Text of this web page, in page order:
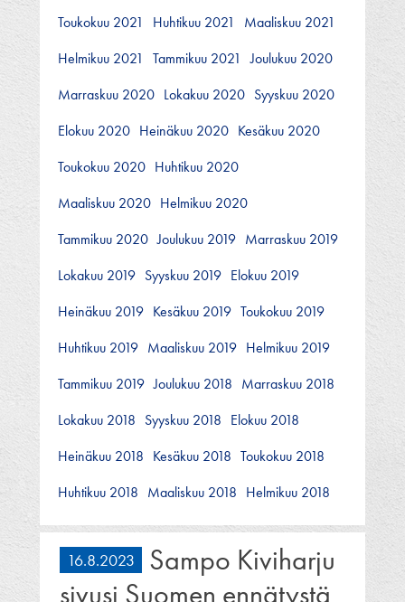
Toukokuu 2021
Huhtikuu 2021
Maaliskuu 2021
Helmikuu 2021
Tammikuu 2021
Joulukuu 2020
Marraskuu 2020 Lokakuu 2020 Syyskuu 2020
Elokuu 2020 Heinäkuu 2020 Kesäkuu 2020
Toukokuu 2020 Huhtikuu 2020
Maaliskuu 2020 Helmikuu 2020
Tammikuu 2020 Joulukuu 2019 Marraskuu 2019
Lokakuu 2019 Syyskuu 2019 Elokuu 2019
Heinäkuu 2019 Kesäkuu 2019 Toukokuu 2019
Huhtikuu 2019 Maaliskuu 2019 Helmikuu 2019
Tammikuu 2019 Joulukuu 2018 Marraskuu 2018
Lokakuu 2018 Syyskuu 2018 Elokuu 2018
Heinäkuu 2018 Kesäkuu 2018 Toukokuu 2018
Huhtikuu 2018 Maaliskuu 2018 Helmikuu 2018
16.8.2023
Sampo Kiviharju
sivusi Suomen ennätystä